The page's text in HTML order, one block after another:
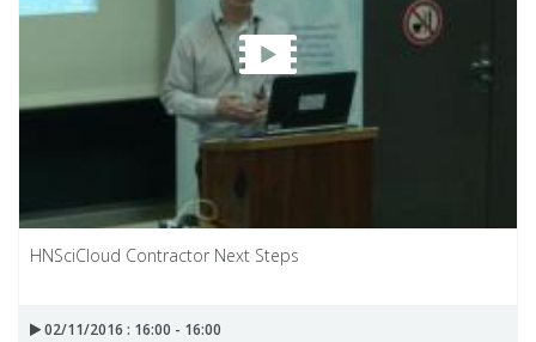
HNSciCloud Contractor Next Steps
02/11/2016 : 16:00 - 16:00